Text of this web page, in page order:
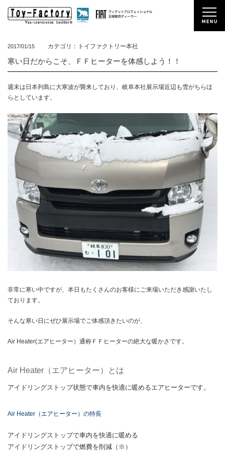
2017/01/15 カテゴリ：トイファクトリー本社
寒い日だからこそ、ＦＦヒーターを体感しよう！！
週末は日本列島に大寒波が襲来しており、岐阜本社展示場近辺も雪がちらほ
らとしています。
非常に寒い中ですが、本日もたくさんのお客様にご来場いただき感謝いたし
ております。
そんな寒い日にぜひ展示場でご体感頂きたいのが、
Air Heater(エアヒーター）通称ＦＦヒーターの絶大な暖かさです。
Air Heater（エアヒーター）とは
アイドリングストップ状態で車内を快適に暖めるエアヒーターです。
Air Heater（エアヒーター）の特長
アイドリングストップで車内を快適に暖める
アイドリングストップで燃費を削減（※）